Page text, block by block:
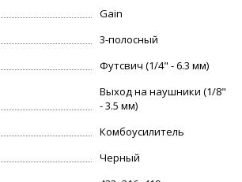
Gain
3-полосный
Футсвич (1/4" - 6.3 мм)
Выход на наушники (1/8"
- 3.5 мм)
Комбоусилитель
Черный